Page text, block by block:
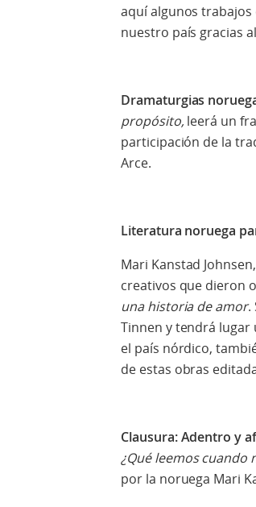
aquí algunos trabajos
nuestro país gracias
Dramaturgias
propósito,leerá un
participación de la
Arce.
Literatura noruega
Mari Kanstad
creativos que dieron
una historia de amor.
Tinnen y tendrá
el país nórdico,
de estas obras
Clausura: Adentro y
¿Qué leemos cuando
por la noruega Mari